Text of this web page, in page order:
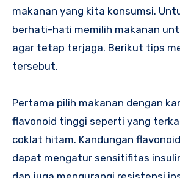
makanan yang kita konsumsi.
berhati-hati memilih makanan
agar tetap terjaga. Berikut tips
tersebut.
Pertama pilih makanan dengan
flavonoid tinggi seperti yang
coklat hitam. Kandungan
dapat mengatur sensitifitas